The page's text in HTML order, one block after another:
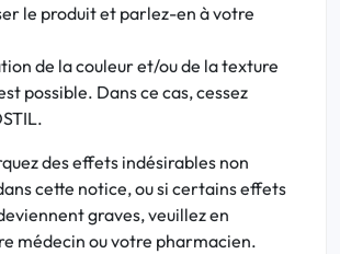
le produit et parlez-en à votre
de la couleur et/ou de la texture
possible. Dans ce cas, cessez
des effets indésirables non
cette notice, ou si certains effets
graves, veuillez en
médecin ou votre pharmacien.